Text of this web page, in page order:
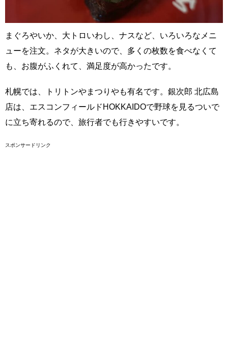
まぐろやいか、大トロいわし、ナスなど、いろいろなメニ
ューを注文。ネタが大きいので、多くの枚数を食べなくて
も、お腹がふくれて、満足度が高かったです。
札幌では、トリトンやまつりやも有名です。銀次郎 北広島
店は、エスコンフィールドHOKKAIDOで野球を見るついで
に立ち寄れるので、旅行者でも行きやすいです。
スポンサードリンク